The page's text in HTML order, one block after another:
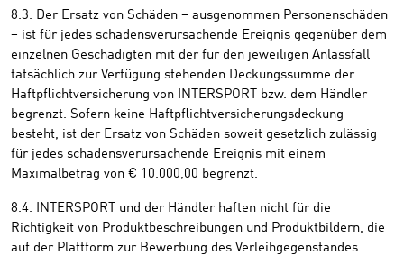
8.3. Der Ersatz von Schäden – ausgenommen Personenschäden
– ist für jedes schadensverursachende Ereignis gegenüber dem
einzelnen Geschädigten mit der für den jeweiligen Anlassfall
tatsächlich zur Verfügung stehenden Deckungssumme der
Haftpflichtversicherung von INTERSPORT bzw. dem Händler
begrenzt. Sofern keine Haftpflichtversicherungsdeckung
besteht, ist der Ersatz von Schäden soweit gesetzlich zulässig
für jedes schadensverursachende Ereignis mit einem
Maximalbetrag von € 10.000,00 begrenzt.
8.4. INTERSPORT und der Händler haften nicht für die
Richtigkeit von Produktbeschreibungen und Produktbildern, die
auf der Plattform zur Bewerbung des Verleihgegenstandes